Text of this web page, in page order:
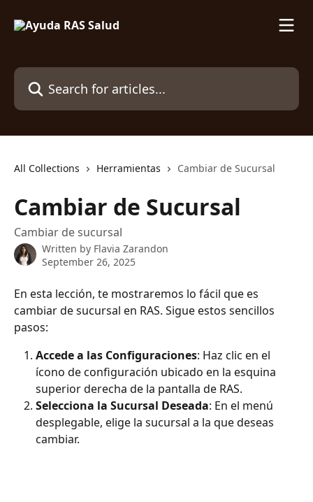
Search for articles...
All Collections Herramientas Cambiar de Sucursal
Cambiar de Sucursal
Cambiar de sucursal
Written by Flavia Zarandon
September 26, 2025
En esta lección, te mostraremos lo fácil que es
cambiar de sucursal en RAS. Sigue estos sencillos
pasos:
Accede a las Configuraciones: Haz clic en el
ícono de configuración ubicado en la esquina
superior derecha de la pantalla de RAS.
Selecciona la Sucursal Deseada: En el menú
desplegable, elige la sucursal a la que deseas
cambiar.